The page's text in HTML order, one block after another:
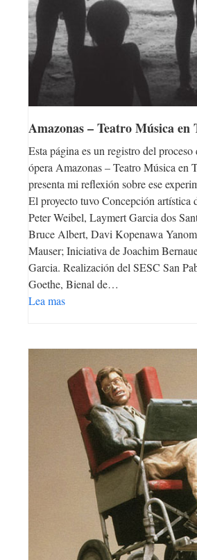
Amazonas – Teatro Música en
Esta página es un registro del
ópera Amazonas – Teatro Música en
presenta mi reflexión sobre ese
El proyecto tuvo Concepción artística
Peter Weibel, Laymert Garcia dos
Bruce Albert, Davi Kopenawa
Mauser; Iniciativa de Joachim
Garcia. Realización del SESC San
Goethe, Bienal de…
Lea mas